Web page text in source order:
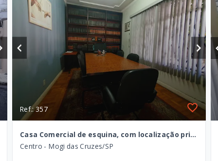
Ref.: 357
Casa Comercial de esquina, com localização privilegiada, para venda no Centro de Mogi das Cruzes - SP
Centro - Mogi das Cruzes/SP